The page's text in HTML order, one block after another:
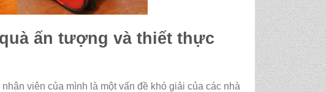
ấn tượng và thiết thực
viên của mình là một vấn đề khó giải của các nhà